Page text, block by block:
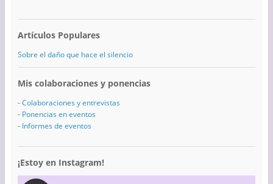
Artículos Populares
Sobre el daño que hace el silencio
Mis colaboraciones y ponencias
-Colaboraciones y entrevistas
- Ponencias en eventos
- Informes de eventos
¡Estoy en Instagram!